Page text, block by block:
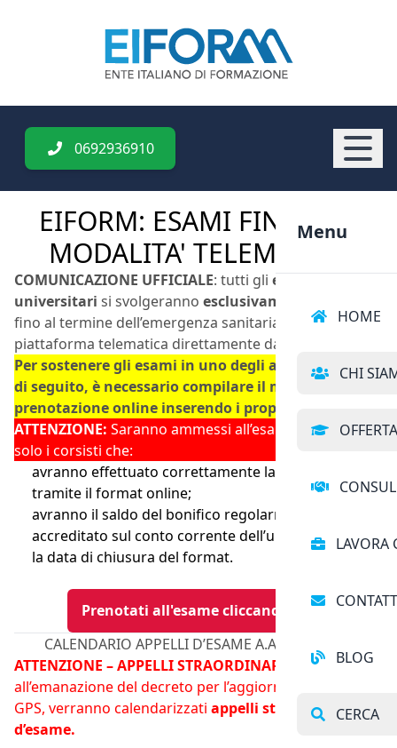
0692936910
Menu
HOME
CHI
LAVORA
BLOG
CERCA
EIFORM: ESAMI FINALI IN
MODALITA' TELEMATICA
COMUNICAZIONE UFFICIALE: tutti gli esami
universitari si svolgeranno esclusivamente online
fino al termine dell’emergenza sanitaria, tramite
piattaforma telematica direttamente da casa.
Per sostenere gli esami in uno degli appelli indicati
di seguito, è necessario compilare il modulo di
prenotazione online inserendo i propri recapiti.
ATTENZIONE: Saranno ammessi all’esame conclusivo
solo i corsisti che:
avranno effettuato correttamente la prenotazione
tramite il format online;
avranno il saldo del bonifico regolarmente
accreditato sul conto corrente dell’università entro
la data di chiusura del format.
Prenotati all'esame cliccando qui
CALENDARIO APPELLI D’ESAME A.A. 2025/2026
ATTENZIONE – APPELLI STRAORDINARI:
In seguito
all’emanazione del decreto per l’aggiornamento delle
GPS, verranno calendarizzati appelli straordinari
d’esame.